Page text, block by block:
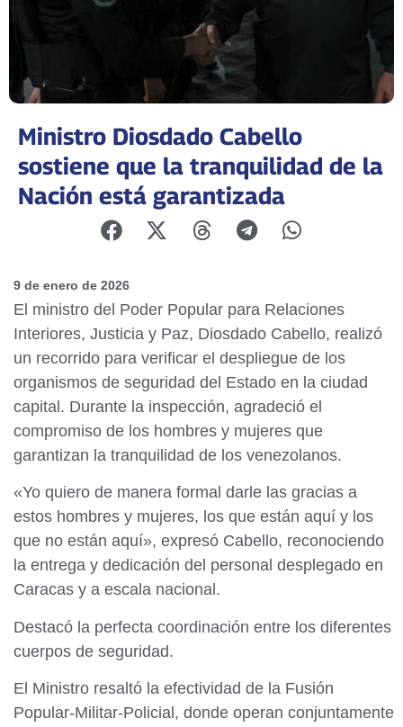
Ministro Diosdado Cabello
sostiene que la tranquilidad de la
Nación está garantizada
9 de enero de 2026
El ministro del Poder Popular para Relaciones
Interiores, Justicia y Paz, Diosdado Cabello, realizó
un recorrido para verificar el despliegue de los
organismos de seguridad del Estado en la ciudad
capital. Durante la inspección, agradeció el
compromiso de los hombres y mujeres que
garantizan la tranquilidad de los venezolanos.
«Yo quiero de manera formal darle las gracias a
estos hombres y mujeres, los que están aquí y los
que no están aquí», expresó Cabello, reconociendo
la entrega y dedicación del personal desplegado en
Caracas y a escala nacional.
Destacó la perfecta coordinación entre los diferentes
cuerpos de seguridad.
El Ministro resaltó la efectividad de la Fusión
Popular-Militar-Policial, donde operan conjuntamente